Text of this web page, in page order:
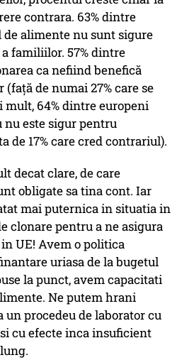
contrara. 63% dintre
alimente nu sunt sigure
familiilor. 57% dintre
ca nefiind benefică
de numai 27% care se
64% dintre europeni
nu este sigur pentru
de 17% care cred contrariul).
decat clare, de care
obligate sa tina cont. Iar
mai puternica in situatia in
clonare pentru a ne asigura
UE! Avem o politica
uriasa de la bugetul
la punct, avem capacitati
Ne putem hrani
un procedeu de laborator cu
cu efecte inca insuficient